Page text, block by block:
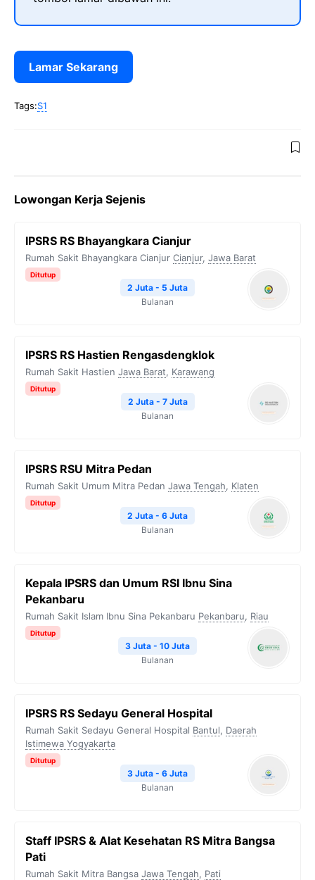
Lamar Sekarang
Tags:S1
Lowongan Kerja Sejenis
IPSRS RS Bhayangkara Cianjur
Rumah Sakit Bhayangkara Cianjur Cianjur, Jawa Barat
Ditutup
2 Juta - 5 Juta
Bulanan
IPSRS RS Hastien Rengasdengklok
Rumah Sakit Hastien Jawa Barat, Karawang
Ditutup
2 Juta - 7 Juta
Bulanan
IPSRS RSU Mitra Pedan
Rumah Sakit Umum Mitra Pedan Jawa Tengah, Klaten
Ditutup
2 Juta - 6 Juta
Bulanan
Kepala IPSRS dan Umum RSI Ibnu Sina
Pekanbaru
Rumah Sakit Islam Ibnu Sina Pekanbaru Pekanbaru, Riau
Ditutup
3 Juta - 10 Juta
Bulanan
IPSRS RS Sedayu General Hospital
Rumah Sakit Sedayu General Hospital Bantul, Daerah
Istimewa Yogyakarta
Ditutup
3 Juta - 6 Juta
Bulanan
Staff IPSRS & Alat Kesehatan RS Mitra Bangsa
Pati
Rumah Sakit Mitra Bangsa Jawa Tengah, Pati